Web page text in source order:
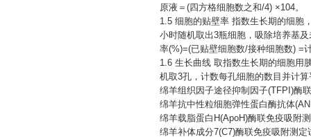
原液＝(四方格细胞数之和/4) ×104。
1.5 细胞的贴壁率 指数生长期的细胞
小时随机取出3瓶细胞，吸除培养基
率(%)=(已贴壁细胞数/接种细胞数) =
1.6 生长曲线 取指数生长期的细胞用
机取3孔，计数每孔细胞的数目并计
绵羊组织因子途径抑制因子(TFPI)酶
绵羊抗中性粒细胞弹性蛋白酶抗体
绵羊载脂蛋白 H(ApoH)酶联免疫吸附
绵羊补体成分 7(C7)酶联免疫吸附测定